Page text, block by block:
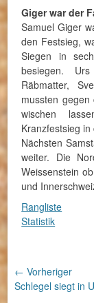
Giger war der
Samuel Giger
den Festsieg,
Siegen in
besiegen.
Räbmatter,
mussten
wischen
Kranzfestsieg
Nächsten
weiter. Die
Weissenstein
und
Rangliste
Statistik
← Vorheriger
Vorheriger
Schlegel siegt in